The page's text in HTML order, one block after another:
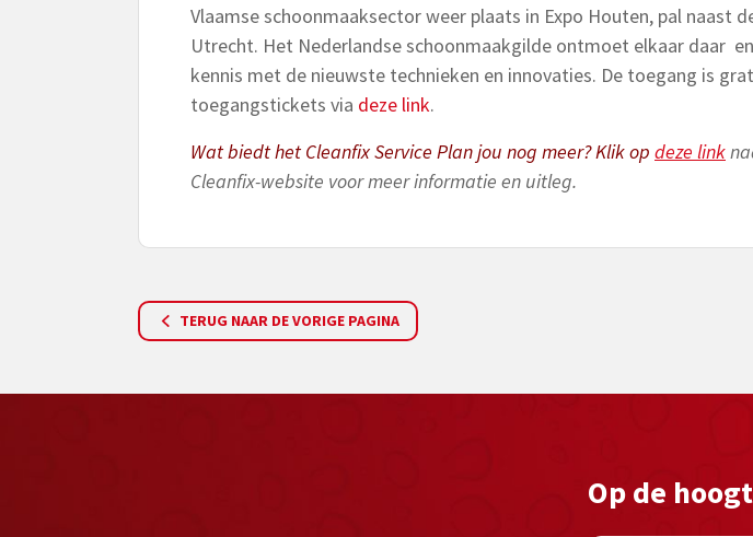
Vlaamse schoonmaaksector weer plaats in Expo Houten, pal naast
Utrecht. Het Nederlandse schoonmaakgilde ontmoet elkaar daar
kennis met de nieuwste technieken en innovaties. De toegang is
toegangstickets via deze link.
Wat biedt het Cleanfix Service Plan jou nog meer? Klik op deze link
Cleanfix-website voor meer informatie en uitleg.
TERUG NAAR DE VORIGE PAGINA
Op de